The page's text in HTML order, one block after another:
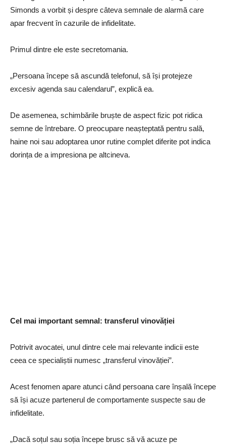
Simonds a vorbit și despre câteva semnale de alarmă care
apar frecvent în cazurile de infidelitate.
Primul dintre ele este secretomania.
„Persoana începe să ascundă telefonul, să își protejeze
excesiv agenda sau calendarul”, explică ea.
De asemenea, schimbările bruște de aspect fizic pot ridica
semne de întrebare. O preocupare neașteptată pentru sală,
haine noi sau adoptarea unor rutine complet diferite pot indica
dorința de a impresiona pe altcineva.
Cel mai important semnal: transferul vinovăției
Potrivit avocatei, unul dintre cele mai relevante indicii este
ceea ce specialiștii numesc „transferul vinovăției”.
Acest fenomen apare atunci când persoana care înșală începe
să își acuze partenerul de comportamente suspecte sau de
infidelitate.
„Dacă soțul sau soția începe brusc să vă acuze pe